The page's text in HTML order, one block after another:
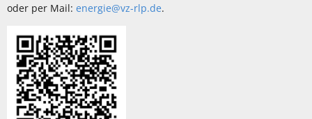
oder per Mail: energie@vz-rlp.de.